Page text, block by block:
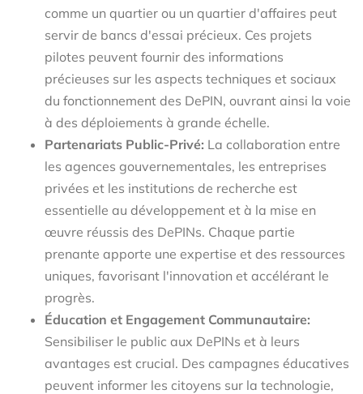
comme un quartier ou un quartier d'affaires peut
servir de bancs d'essai précieux. Ces projets
pilotes peuvent fournir des informations
précieuses sur les aspects techniques et sociaux
du fonctionnement des DePIN, ouvrant ainsi la voie
à des déploiements à grande échelle.
Partenariats Public-Privé: La collaboration entre
les agences gouvernementales, les entreprises
privées et les institutions de recherche est
essentielle au développement et à la mise en
œuvre réussis des DePINs. Chaque partie
prenante apporte une expertise et des ressources
uniques, favorisant l'innovation et accélérant le
progrès.
Éducation et Engagement Communautaire:
Sensibiliser le public aux DePINs et à leurs
avantages est crucial. Des campagnes éducatives
peuvent informer les citoyens sur la technologie,